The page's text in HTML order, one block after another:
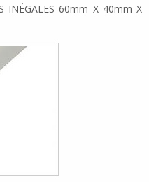
INÉGALES 60mm X 40mm X